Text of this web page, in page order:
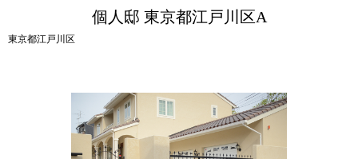
個人邸 東京都江戸川区A
東京都江戸川区